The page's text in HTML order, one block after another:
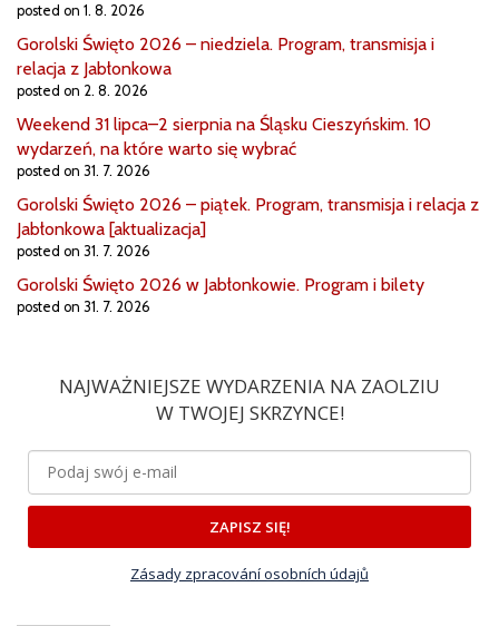
posted on 1. 8. 2026
Gorolski Święto 2026 – niedziela. Program, transmisja i
relacja z Jabłonkowa
posted on 2. 8. 2026
Weekend 31 lipca–2 sierpnia na Śląsku Cieszyńskim. 10
wydarzeń, na które warto się wybrać
posted on 31. 7. 2026
Gorolski Święto 2026 – piątek. Program, transmisja i relacja z
Jabłonkowa [aktualizacja]
posted on 31. 7. 2026
Gorolski Święto 2026 w Jabłonkowie. Program i bilety
posted on 31. 7. 2026
NAJWAŻNIEJSZE WYDARZENIA NA ZAOLZIU
W TWOJEJ SKRZYNCE!
ZAPISZ SIĘ!
Zásady zpracování osobních údajů